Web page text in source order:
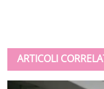
ARTICOLI